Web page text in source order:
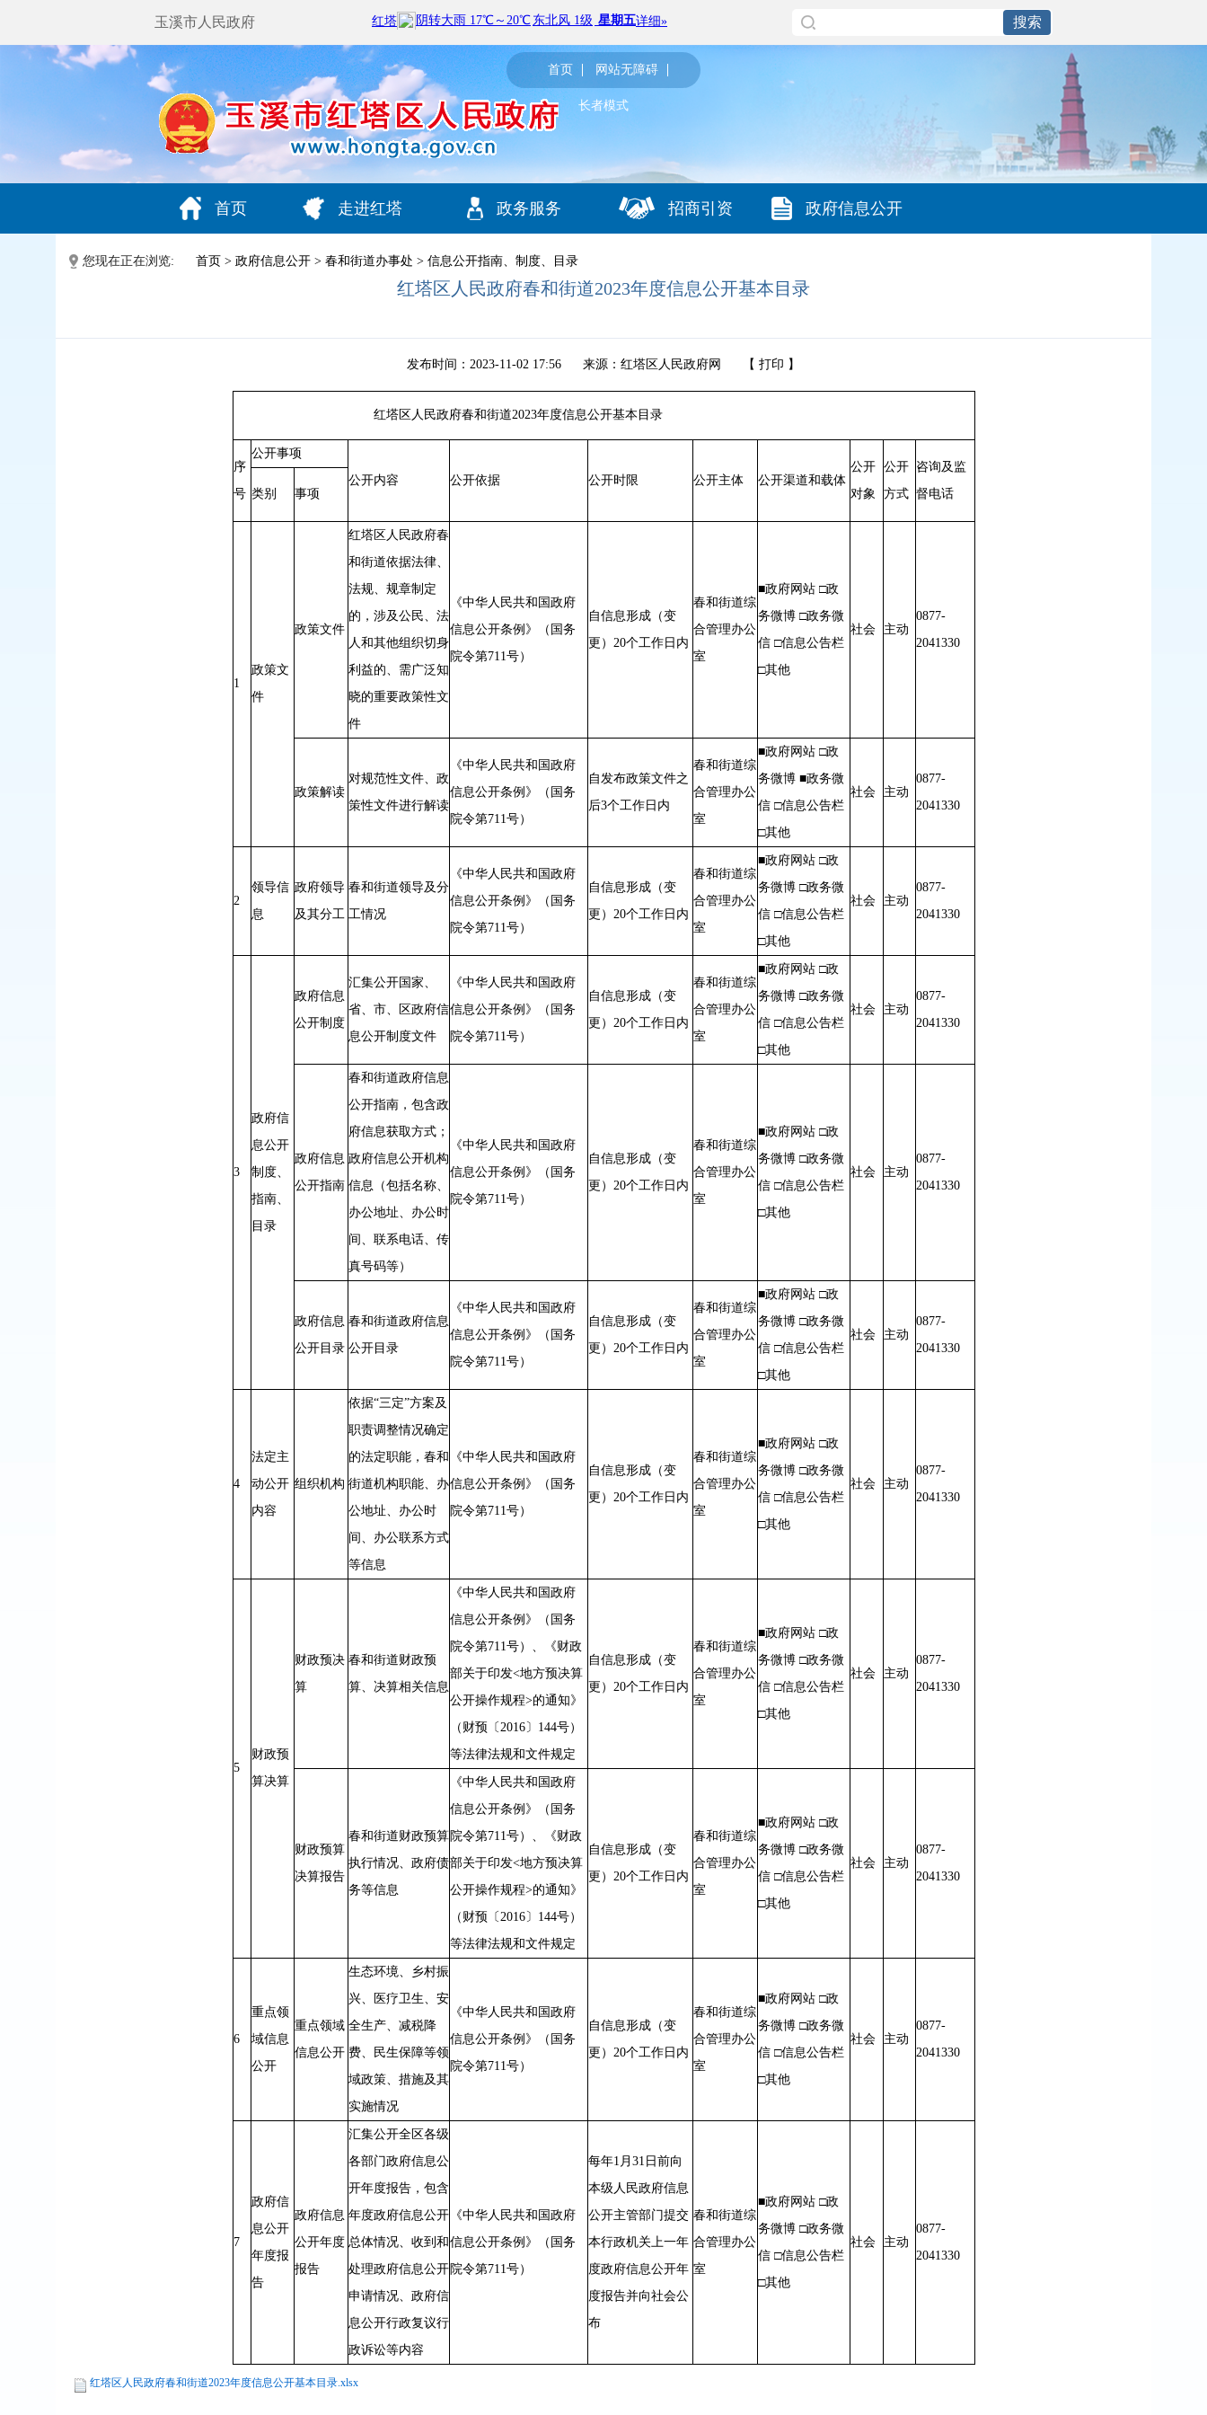
玉溪市人民政府
首页 网站无障碍
长者模式
首页 走进红塔 政务服务 招商引资 政府信息公开
您现在正在浏览: 首页 > 政府信息公开 > 春和街道办事处 > 信息公开指南、制度、目录
红塔区人民政府春和街道2023年度信息公开基本目录
发布时间：2023-11-02 17:56 来源：红塔区人民政府网 【 打印 】
红塔区人民政府春和街道2023年度信息公开基本目录
序
号
公开事项
公开内容
公开依据 公开时限 公开主体 公开渠道和载体
公开
对象
公开
方式
咨询及监
督电话
类别 事项
1
政策文
件
政策文件
红塔区人民政府春
和街道依据法律、
法规、规章制定
的，涉及公民、法
人和其他组织切身
利益的、需广泛知
晓的重要政策性文
件
《中华人民共和国政府
信息公开条例》（国务
院令第711号）
自信息形成（变
更）20个工作日 内
春和街道综
合管理办公
室
■政府网站 □政
务微博 □政务微
信 □信息公告栏
□其他
社会 主动
0877-
2041330
政策解读
对规范性文件、政
策性文件进行解读
《中华人民共和国政府
信息公开条例》（国务
院令第711号）
自发布政策文件之
后3个工作日 内
春和街道综
合管理办公
室
■政府网站 □政
务微博 ■政务微
信 □信息公告栏
□其他
社会 主动
0877-
2041330
2
领导信
息
政府领导
及其分工
春和街道领导及分
工情况
《中华人民共和国政府
信息公开条例》（国务
院令第711号）
自信息形成（变
更）20个工作日 内
春和街道综
合管理办公
室
■政府网站 □政
务微博 □政务微
信 □信息公告栏
□其他
社会 主动
0877-
2041330
3
政府信
息公开
制度、
指南、
目录
政府信息
公开制度
汇集公开国家、
省、市、区政府信
息公开制度文件
《中华人民共和国政府
信息公开条例》（国务
院令第711号）
自信息形成（变
更）20个工作日 内
春和街道综
合管理办公
室
■政府网站 □政
务微博 □政务微
信 □信息公告栏
□其他
社会 主动
0877-
2041330
政府信息
公开指南
春和街道政府信息
公开指南，包含政
府信息获取方式；
政府信息公开机构
信息（包括名称、
办公地址、办公时
间、联系电话、传
真号码等）
《中华人民共和国政府
信息公开条例》（国务
院令第711号）
自信息形成（变
更）20个工作日 内
春和街道综
合管理办公
室
■政府网站 □政
务微博 □政务微
信 □信息公告栏
□其他
社会 主动
0877-
2041330
政府信息
公开目录
春和街道政府信息
公开目录
《中华人民共和国政府
信息公开条例》（国务
院令第711号）
自信息形成（变
更）20个工作日 内
春和街道综
合管理办公
室
■政府网站 □政
务微博 □政务微
信 □信息公告栏
□其他
社会 主动
0877-
2041330
4
法定主
动公开
内容
组织机构
依据“三定”方案及
职责调整情况确定
的法定职能，春和
街道机构职能、办
公地址、办公时
间、办公联系方式
等信息
《中华人民共和国政府
信息公开条例》（国务
院令第711号）
自信息形成（变
更）20个工作日 内
春和街道综
合管理办公
室
■政府网站 □政
务微博 □政务微
信 □信息公告栏
□其他
社会 主动
0877-
2041330
5
财政预
算决算
财政预决
算
春和街道财政预
算、决算相关信息
《中华人民共和国政府
信息公开条例》（国务
院令第711号）、《财政
部关于印发<地方预决算
公开操作规程>的通知》
（财预〔2016〕144号）
等法律法规和文件规定
自信息形成（变
更）20个工作日 内
春和街道综
合管理办公
室
■政府网站 □政
务微博 □政务微
信 □信息公告栏
□其他
社会 主动
0877-
2041330
财政预算
决算报告
春和街道财政预算
执行情况、政府债
务等信息
《中华人民共和国政府
信息公开条例》（国务
院令第711号）、《财政
部关于印发<地方预决算
公开操作规程>的通知》
（财预〔2016〕144号）
等法律法规和文件规定
自信息形成（变
更）20个工作日 内
春和街道综
合管理办公
室
■政府网站 □政
务微博 □政务微
信 □信息公告栏
□其他
社会 主动
0877-
2041330
6
重点领
域信息
公开
重点领域
信息公开
生态环境、乡村振
兴、医疗卫生、安
全生产、减税降
费、民生保障等领
域政策、措施及其
实施情况
《中华人民共和国政府
信息公开条例》（国务
院令第711号）
自信息形成（变
更）20个工作日 内
春和街道综
合管理办公
室
■政府网站 □政
务微博 □政务微
信 □信息公告栏
□其他
社会 主动
0877-
2041330
7
政府信
息公开
年度报
告
政府信息
公开年度
报告
汇集公开全区各级
各部门政府信息公
开年度报告，包含
年度政府信息公开
总体情况、收到和
处理政府信息公开
申请情况、政府信
息公开行政复议行
政诉讼等内容
《中华人民共和国政府
信息公开条例》（国务
院令第711号）
每年1月31日前向
本级人民政府信息
公开主管部门提交
本行政机关上一年
度政府信息公开年
度报告并向社会公
布
春和街道综
合管理办公
室
■政府网站 □政
务微博 □政务微
信 □信息公告栏
□其他
社会 主动
0877-
2041330
红塔区人民政府春和街道2023年度信息公开基本目录.xlsx